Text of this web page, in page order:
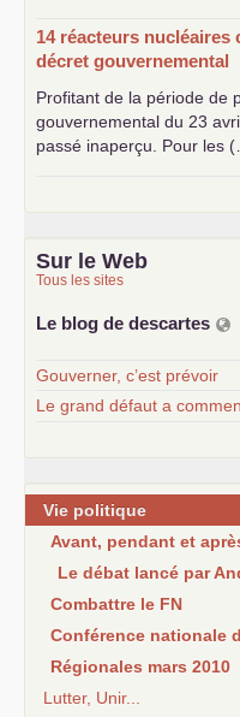
14 réacteurs nucléaires
décret gouvernemental
Profitant de la période de
gouvernemental du 23
passé inaperçu. Pour les
Sur le Web
Tous les sites
Le blog de descartes
Gouverner, c’est prévoir
Le grand défaut a
Vie politique
Avant, pendant et
Le débat lancé par
Combattre le FN
Conférence nationale
Régionales mars 2010
Lutter, Unir...